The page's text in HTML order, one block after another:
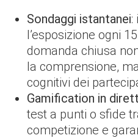
Sondaggi istantanei:
l’esposizione ogni
domanda chiusa
la comprensione,
cognitivi dei
Gamification in
test a punti o sfide
competizione e